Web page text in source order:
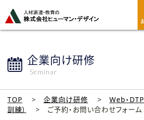
企業向け研修
Seminar
TOP 企業向け研修
Web・
訓練）
ご予約・お問い合わせフォーム
ジ
ト